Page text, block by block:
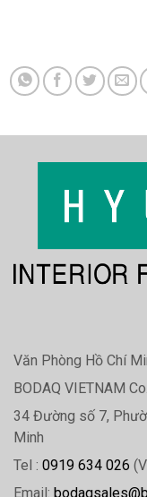
Văn Phòng Hồ Chí
BODAQ VIETNAM
34 Đường số 7,
Minh
Tel : 0919 634 026
Email: